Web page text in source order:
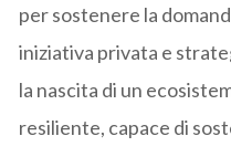
per sostenere la
iniziativa privata e
la nascita di un
resiliente, capace di